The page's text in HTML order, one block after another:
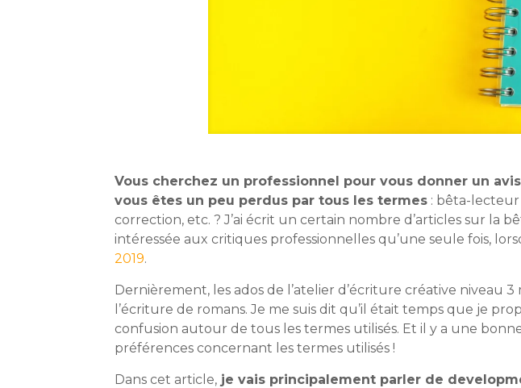
Vous cherchez un professionnel pour vous donner un
vous êtes un peu perdus par tous les termes: bêta-lecteur
correction, etc. ? J’ai écrit un certain nombre d’articles sur la
intéressée aux critiques professionnelles qu’une seule fois,
2019.
Dernièrement, les ados de l’atelier d’écriture créative niveau
l’écriture de romans. Je me suis dit qu’il était temps que je
confusion autour de tous les termes utilisés. Et il y a une
préférences concernant les termes utilisés !
Dans cet article,je vais principalement parler de